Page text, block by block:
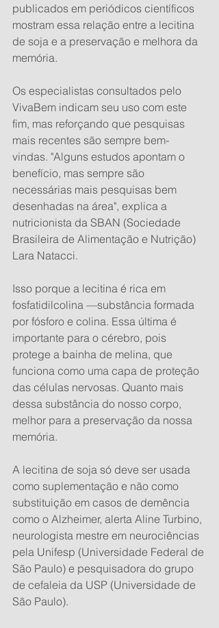
publicados em periódicos científicos
mostram essa relação entre a lecitina
de soja e a preservação e melhora da
memória.
Os especialistas consultados pelo
VivaBem indicam seu uso com este
fim, mas reforçando que pesquisas
mais recentes são sempre bem-
vindas. "Alguns estudos apontam o
benefício, mas sempre são
necessárias mais pesquisas bem
desenhadas na área", explica a
nutricionista da SBAN (Sociedade
Brasileira de Alimentação e Nutrição)
Lara Natacci.
Isso porque a lecitina é rica em
fosfatidilcolina —substância formada
por fósforo e colina. Essa última é
importante para o cérebro, pois
protege a bainha de melina, que
funciona como uma capa de proteção
das células nervosas. Quanto mais
dessa substância do nosso corpo,
melhor para a preservação da nossa
memória.
A lecitina de soja só deve ser usada
como suplementação e não como
substituição em casos de demência
como o Alzheimer, alerta Aline Turbino,
neurologista mestre em neurociências
pela Unifesp (Universidade Federal de
São Paulo) e pesquisadora do grupo
de cefaleia da USP (Universidade de
São Paulo).